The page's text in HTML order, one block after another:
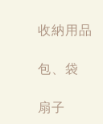
收納用品
包、袋
扇子